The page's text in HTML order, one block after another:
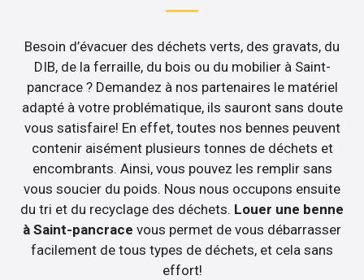
Besoin d’évacuer des déchets verts, des gravats, du
DIB, de la ferraille, du bois ou du mobilier à Saint-
pancrace ? Demandez à nos partenaires le matériel
adapté à votre problématique, ils sauront sans doute
vous satisfaire! En effet, toutes nos bennes peuvent
contenir aisément plusieurs tonnes de déchets et
encombrants. Ainsi, vous pouvez les remplir sans
vous soucier du poids. Nous nous occupons ensuite
du tri et du recyclage des déchets. Louer une benne
à Saint-pancrace vous permet de vous débarrasser
facilement de tous types de déchets, et cela sans
effort!